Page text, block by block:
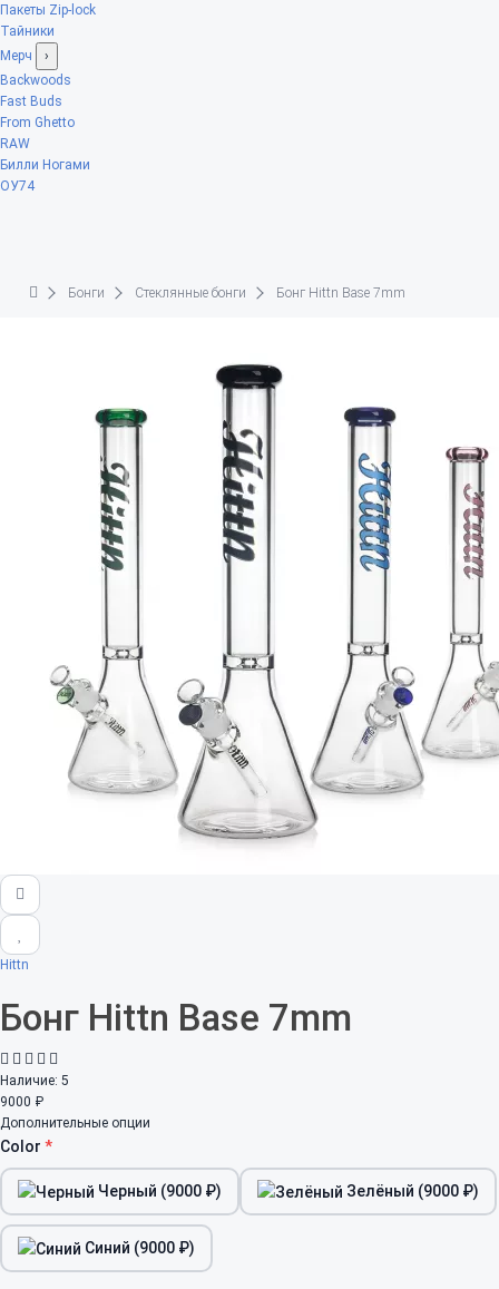
Пакеты Zip-lock
Тайники
Мерч
›
Backwoods
Fast Buds
From Ghetto
RAW
Билли Ногами
ОУ74
Бонги Стеклянные бонги Бонг Hittn Base 7mm
Hittn
Бонг Hittn Base 7mm
Наличие: 5
9000 ₽
Дополнительные опции
Color
Черный (9000 ₽) Зелёный (9000 ₽)
Синий (9000 ₽)